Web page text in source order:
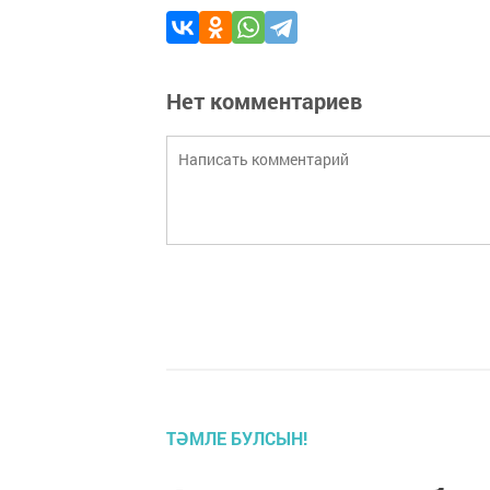
Нет комментариев
ТӘМЛЕ БУЛСЫН!